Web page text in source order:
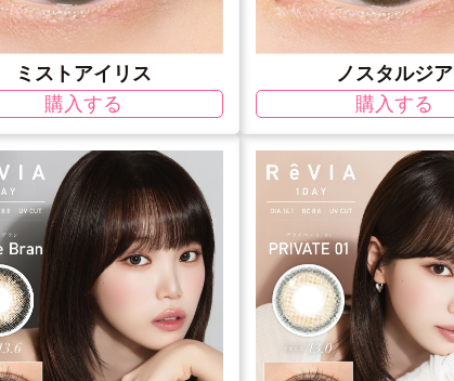
ミストアイリス
購入する
ノスタルジア
購入する